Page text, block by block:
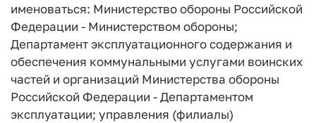
именоваться: Министерство обороны Российской
Федерации - Министерством обороны;
Департамент эксплуатационного содержания и
обеспечения коммунальными услугами воинских
частей и организаций Министерства обороны
Российской Федерации - Департаментом
эксплуатации; управления (филиалы)